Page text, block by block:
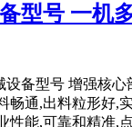
型号 一机
设备型号 增强核心
畅通,出料粒形好,
性能,可靠和精准,